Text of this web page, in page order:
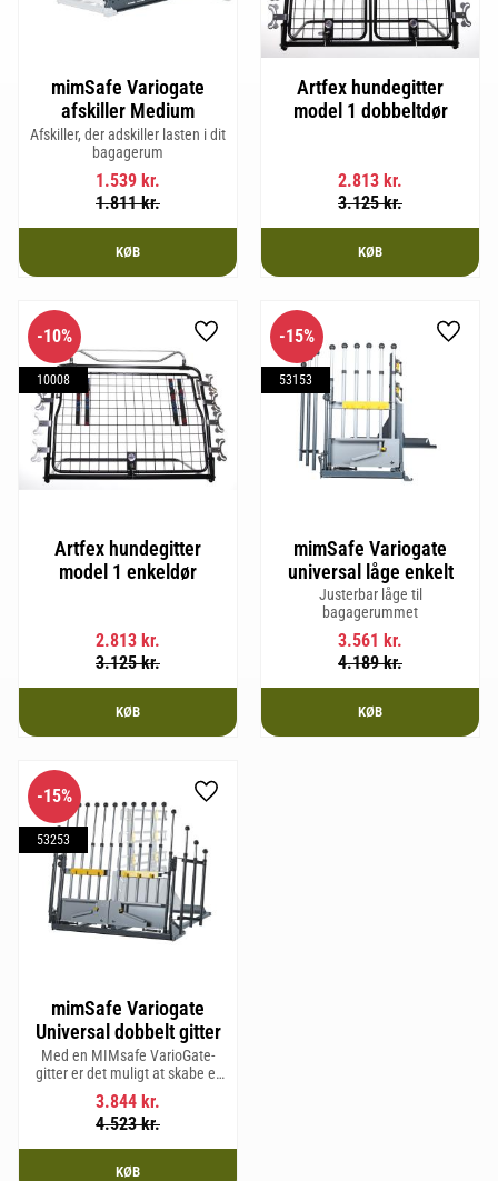
mimSafe Variogate
afskiller Medium
Afskiller, der adskiller lasten i dit
bagagerum
1.539 kr.
1.811kr.
KØB
Artfex hundegitter
model 1 dobbeltdør
2.813 kr.
3.125kr.
KØB
Artfex hundegitter
model 1 enkeldør
2.813 kr.
3.125kr.
10%
10008
Gem som favorit
KØB
mimSafe Variogate
universal låge enkelt
Justerbar låge til
bagagerummet
3.561 kr.
4.189kr.
15%
53153
Gem
KØB
mimSafe Variogate
Universal dobbelt gitter
Med en MIMsafe VarioGate-
gitter er det muligt at skabe et
aflukket område i hele
bagagerummet, som kan
bruges til transport af hunde
3.844 kr.
4.523kr.
15%
53253
Gem som favorit
KØB